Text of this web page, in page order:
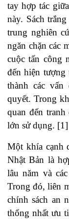
tay hợp tác
này. Sách
trung nghiên
ngăn chặn các
cuộc tấn công
đến hiện
thành các
quyết. Trong
quan đến
lớn sử dụng. [1]
Một khía cạnh
Nhật Bản là
lâu năm và
Trong đó, liên
chính sách an
thống nhất ưu